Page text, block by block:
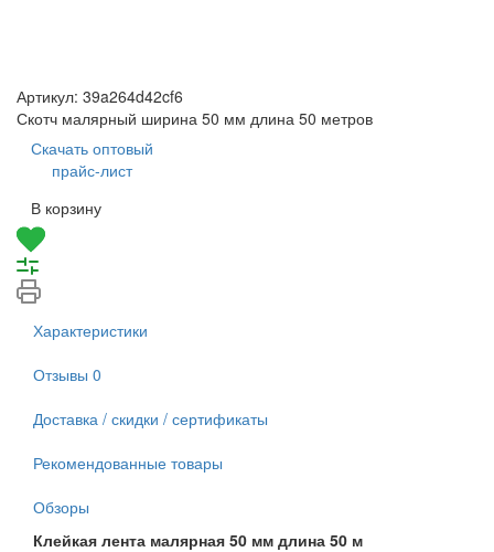
Артикул: 39a264d42cf6
Скотч малярный ширина 50 мм длина 50 метров
Скачать оптовый
прайс-лист
В корзину
Характеристики
Отзывы 0
Доставка / скидки / сертификаты
Рекомендованные товары
Обзоры
Клейкая лента малярная 50 мм длина 50 м